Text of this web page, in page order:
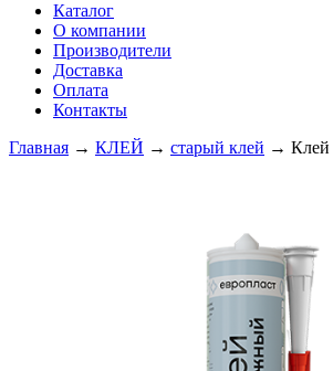
Каталог
О компании
Производители
Доставка
Оплата
Контакты
Главная → КЛЕЙ → старый клей → Клей